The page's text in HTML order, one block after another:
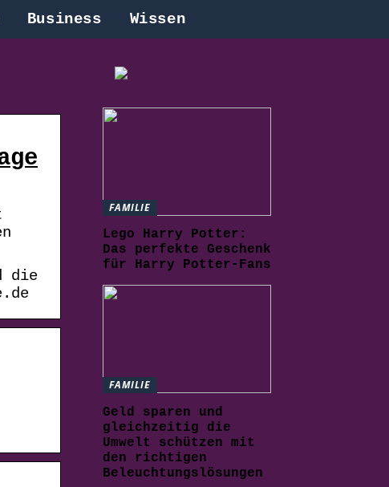
Business Wissen
die
FAMILIE
Lego Harry Potter:
Das perfekte Geschenk
für Harry Potter-Fans
FAMILIE
Geld sparen und
gleichzeitig die
Umwelt schützen mit
den richtigen
Beleuchtungslösungen